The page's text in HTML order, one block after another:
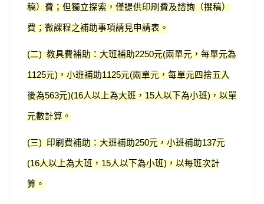
稿）費；但獨立探索，僅提供印刷費及諮詢（撰稿）
費；微課程之補助事項請見申請表。
(二) 教具費補助：大班補助2250元(兩單元，每單元為
1125元)，小班補助1125元(兩單元，每單元四捨五入
後為563元)(16人以上為大班，15人以下為小班)，以單
元數計算。
(三) 印刷費補助：大班補助250元，小班補助137元
(16人以上為大班，15人以下為小班)，以每班次計
算。